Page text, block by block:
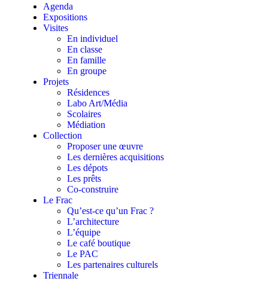
Agenda
Expositions
Visites
En individuel
En classe
En famille
En groupe
Projets
Résidences
Labo Art/Média
Scolaires
Médiation
Collection
Proposer une œuvre
Les dernières acquisitions
Les dépots
Les prêts
Co-construire
Le Frac
Qu’est-ce qu’un Frac ?
L’architecture
L’équipe
Le café boutique
Le PAC
Les partenaires culturels
Triennale